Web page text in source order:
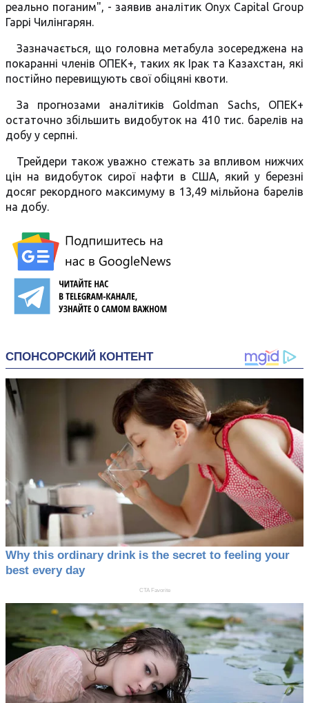
реально поганим", - заявив аналітик Onyx Capital Group
Гаррі Чилінгарян.
Зазначається, що головна метабула зосереджена на
покаранні членів ОПЕК+, таких як Ірак та Казахстан, які
постійно перевищують свої обіцяні квоти.
За прогнозами аналітиків Goldman Sachs, ОПЕК+
остаточно збільшить видобуток на 410 тис. барелів на
добу у серпні.
Трейдери також уважно стежать за впливом нижчих
цін на видобуток сирої нафти в США, який у березні
досяг рекордного максимуму в 13,49 мільйона барелів
на добу.